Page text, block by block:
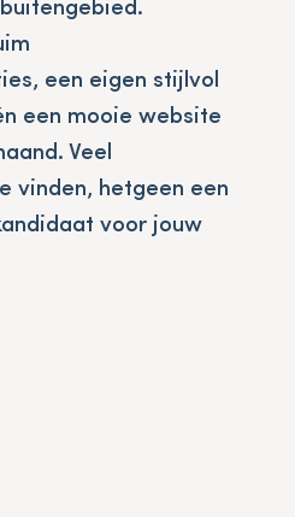
een eigen stijlvol
een mooie website
Veel
vinden, hetgeen een
voor jouw